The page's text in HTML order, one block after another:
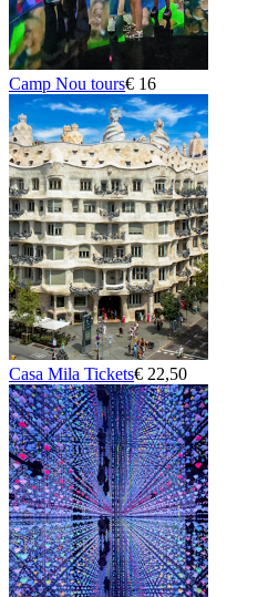
Camp Nou tours€ 16
Casa Mila Tickets€ 22,50